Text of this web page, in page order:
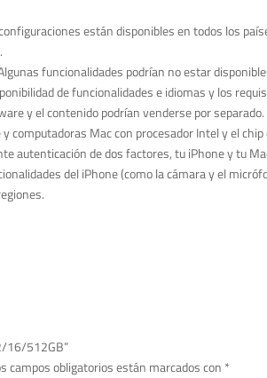
están disponibles en todos los
funcionalidades podrían no estar
de funcionalidades e idiomas y los
y el contenido podrían venderse por
computadoras Mac con procesador Intel y el
autenticación de dos factores, tu iPhone y tu
del iPhone (como la cámara y el
16/512GB”
campos obligatorios están marcados con *